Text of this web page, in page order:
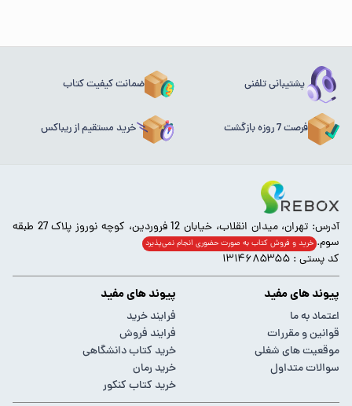
پشتیبانی تلفنی ضمانت کیفیت کتاب
فرصت 7 روزه بازگشت خرید مستقیم از ریباکس
آدرس: تهران، میدان انقلاب، خیابان 12 فروردین، کوچه نوروز پلاک 27 طبقه
سوم. خرید و فروش کتاب به صورت حضوری انجام‌ نمی‌پذیرد
کد پستی : ۱۳۱۴۶۸۵۳۵۵
پیوند های مفید
اعتماد به ما
قوانین و مقررات
موقعیت های شغلی
سوالات متداول
پیوند های مفید
فرایند خرید
فرایند فروش
خرید کتاب دانشگاهی
خرید رمان
خرید کتاب کنکور